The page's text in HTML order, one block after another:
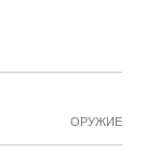
ОРУЖИЕ